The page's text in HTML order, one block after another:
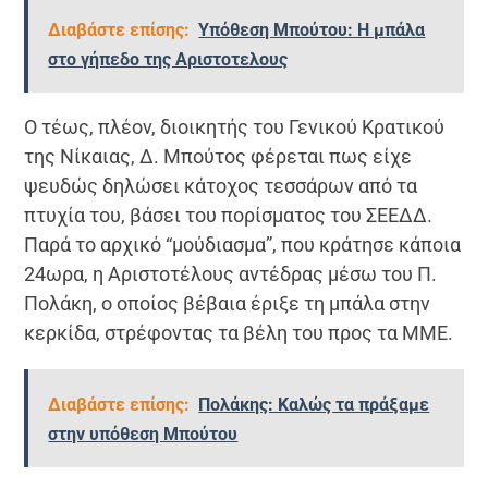
Διαβάστε επίσης: Υπόθεση Μπούτου: Η μπάλα
στο γήπεδο της Αριστοτελους
Ο τέως, πλέον, διοικητής του Γενικού Κρατικού
της Νίκαιας, Δ. Μπούτος φέρεται πως είχε
ψευδώς δηλώσει κάτοχος τεσσάρων από τα
πτυχία του, βάσει του πορίσματος του ΣΕΕΔΔ.
Παρά το αρχικό “μούδιασμα”, που κράτησε κάποια
24ωρα, η Αριστοτέλους αντέδρας μέσω του Π.
Πολάκη, ο οποίος βέβαια έριξε τη μπάλα στην
κερκίδα, στρέφοντας τα βέλη του προς τα ΜΜΕ.
Διαβάστε επίσης: Πολάκης: Καλώς τα πράξαμε
στην υπόθεση Μπούτου